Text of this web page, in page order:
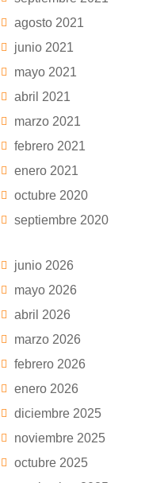
agosto 2021
junio 2021
mayo 2021
abril 2021
marzo 2021
febrero 2021
enero 2021
octubre 2020
septiembre 2020
junio 2026
mayo 2026
abril 2026
marzo 2026
febrero 2026
enero 2026
diciembre 2025
noviembre 2025
octubre 2025